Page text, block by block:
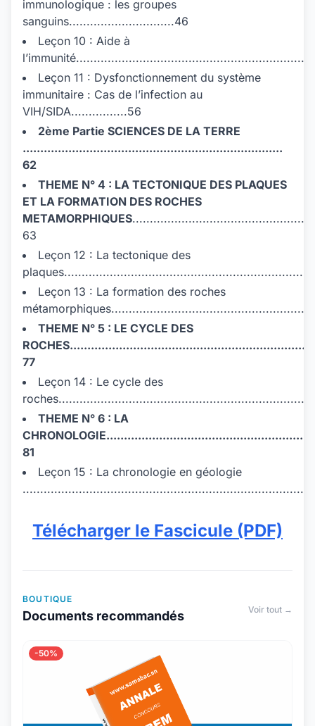
immunologique : les groupes
sanguins..............................46
Leçon 10 : Aide à
Leçon 11 : Dysfonctionnement du système
immunitaire : Cas de l’infection au
VIH/SIDA................56
2ème Partie SCIENCES DE LA TERRE
..........................................................................
62
THEME N° 4 : LA TECTONIQUE DES PLAQUES
ET LA FORMATION DES ROCHES
METAMORPHIQUES
63
Leçon 12 : La tectonique des
Leçon 13 : La formation des roches
THEME N° 5 : LE CYCLE DES
77
Leçon 14 : Le cycle des
THEME N° 6 : LA
81
Leçon 15 : La chronologie en géologie
Télécharger le Fascicule (PDF)
BOUTIQUE
Documents recommandés Voir tout →
-50%